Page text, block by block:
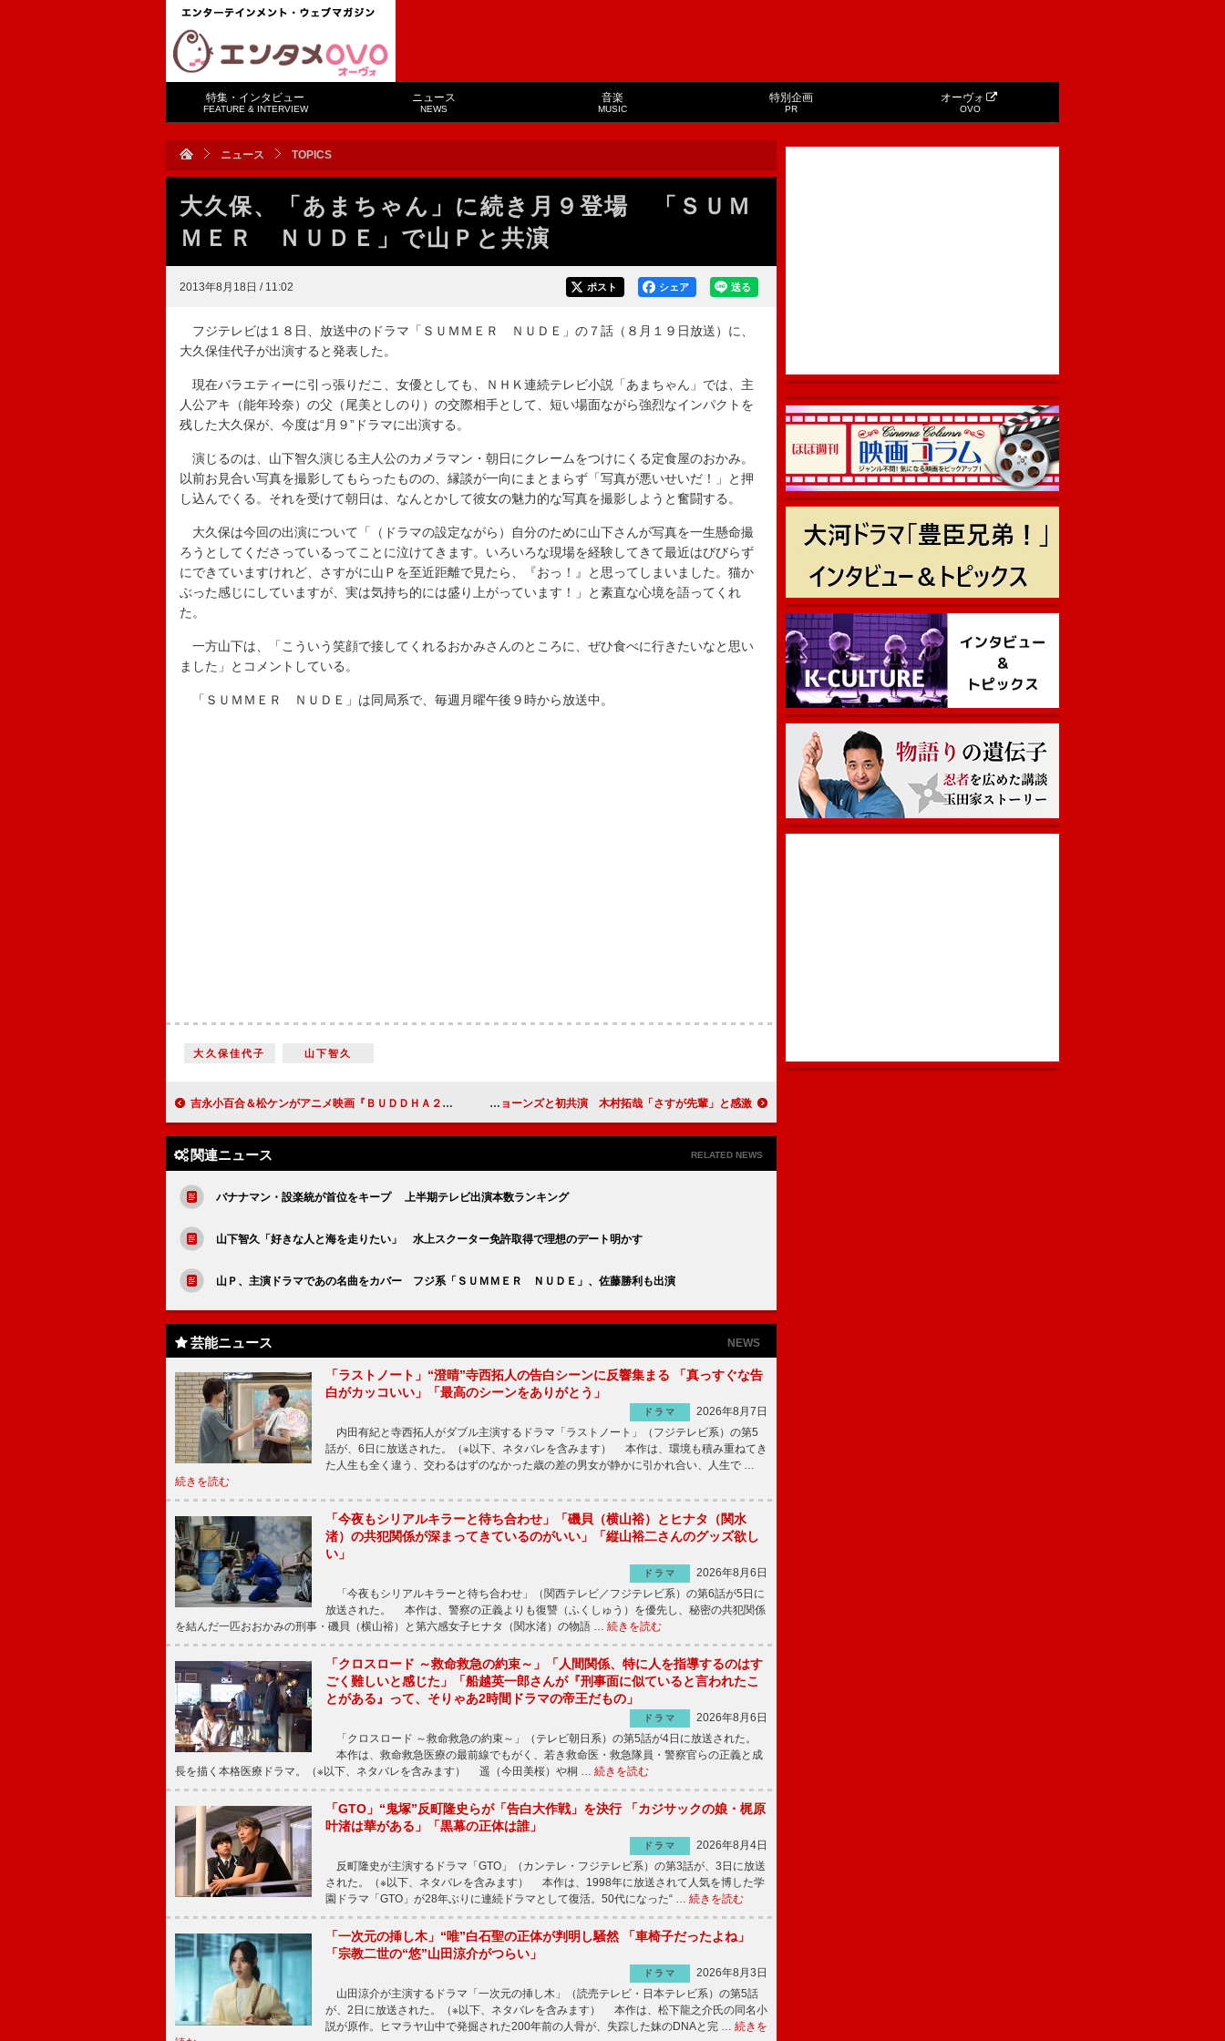
特集・インタビュー
FEATURE & INTERVIEW
ニュース
NEWS
音楽
MUSIC
特別企画
PR
オーヴォ
OVO
ニュース TOPICS
大久保、「あまちゃん」に続き月９登場 「ＳＵＭ
ＭＥＲ ＮＵＤＥ」で山Ｐと共演
2013年8月18日 / 11:02 送る
シェア
ポスト
フジテレビは１８日、放送中のドラマ「ＳＵＭＭＥＲ ＮＵＤＥ」の７話（８月１９日放送）に、
大久保佳代子が出演すると発表した。
現在バラエティーに引っ張りだこ、女優としても、ＮＨＫ連続テレビ小説「あまちゃん」では、主
人公アキ（能年玲奈）の父（尾美としのり）の交際相手として、短い場面ながら強烈なインパクトを
残した大久保が、今度は“月９”ドラマに出演する。
演じるのは、山下智久演じる主人公のカメラマン・朝日にクレームをつけにくる定食屋のおかみ。
以前お見合い写真を撮影してもらったものの、縁談が一向にまとまらず「写真が悪いせいだ！」と押
し込んでくる。それを受けて朝日は、なんとかして彼女の魅力的な写真を撮影しようと奮闘する。
大久保は今回の出演について「（ドラマの設定ながら）自分のために山下さんが写真を一生懸命撮
ろうとしてくださっているってことに泣けてきます。いろいろな現場を経験してきて最近はびびらず
にできていますけれど、さすがに山Ｐを至近距離で見たら、『おっ！』と思ってしまいました。猫か
ぶった感じにしていますが、実は気持ち的には盛り上がっています！」と素直な心境を語ってくれ
た。
一方山下は、「こういう笑顔で接してくれるおかみさんのところに、ぜひ食べに行きたいなと思い
ました」とコメントしている。
「ＳＵＭＭＥＲ ＮＵＤＥ」は同局系で、毎週月曜午後９時から放送中。
大久保佳代子 山下智久
吉永小百合＆松ケンがアニメ映画『ＢＵＤＤＨＡ２』で初共演 松ケン自らラブコール ＳＭＡＰ、宇宙人ジョーンズと初共演 木村拓哉「さすが先輩」と感激
関連ニュース RELATED NEWS
バナナマン・設楽統が首位をキープ 上半期テレビ出演本数ランキング
山下智久「好きな人と海を走りたい」 水上スクーター免許取得で理想のデート明かす
山Ｐ、主演ドラマであの名曲をカバー フジ系「ＳＵＭＭＥＲ ＮＵＤＥ」、佐藤勝利も出演
芸能ニュース NEWS
「ラストノート」“澄晴”寺西拓人の告白シーンに反響集まる 「真っすぐな告
白がカッコいい」「最高のシーンをありがとう」
ドラマ
2026年8月7日
内田有紀と寺西拓人がダブル主演するドラマ「ラストノート」（フジテレビ系）の第5
話が、6日に放送された。（※以下、ネタバレを含みます） 本作は、環境も積み重ねてき
た人生も全く違う、交わるはずのなかった歳の差の男女が静かに引かれ合い、人生で …
続きを読む
「今夜もシリアルキラーと待ち合わせ」「磯貝（横山裕）とヒナタ（関水
渚）の共犯関係が深まってきているのがいい」「縦山裕二さんのグッズ欲し
い」
ドラマ
2026年8月6日
「今夜もシリアルキラーと待ち合わせ」（関西テレビ／フジテレビ系）の第6話が5日に
放送された。 本作は、警察の正義よりも復讐（ふくしゅう）を優先し、秘密の共犯関係
を結んだ一匹おおかみの刑事・磯貝（横山裕）と第六感女子ヒナタ（関水渚）の物語 … 続きを読む
「クロスロード ～救命救急の約束～」「人間関係、特に人を指導するのはす
ごく難しいと感じた」「船越英一郎さんが『刑事面に似ていると言われたこ
とがある』って、そりゃあ2時間ドラマの帝王だもの」
ドラマ
2026年8月6日
「クロスロード ～救命救急の約束～」（テレビ朝日系）の第5話が4日に放送された。
本作は、救命救急医療の最前線でもがく、若き救命医・救急隊員・警察官らの正義と成
長を描く本格医療ドラマ。（※以下、ネタバレを含みます） 遥（今田美桜）や桐 … 続きを読む
「GTO」“鬼塚”反町隆史らが「告白大作戦」を決行 「カジサックの娘・梶原
叶渚は華がある」「黒幕の正体は誰」
ドラマ
2026年8月4日
反町隆史が主演するドラマ「GTO」（カンテレ・フジテレビ系）の第3話が、3日に放送
された。（※以下、ネタバレを含みます） 本作は、1998年に放送されて人気を博した学
園ドラマ「GTO」が28年ぶりに連続ドラマとして復活。50代になった“ … 続きを読む
「一次元の挿し木」“唯”白石聖の正体が判明し騒然 「車椅子だったよね」
「宗教二世の“悠”山田涼介がつらい」
ドラマ
2026年8月3日
山田涼介が主演するドラマ「一次元の挿し木」（読売テレビ・日本テレビ系）の第5話
が、2日に放送された。（※以下、ネタバレを含みます） 本作は、松下龍之介氏の同名小
説が原作。ヒマラヤ山中で発掘された200年前の人骨が、失踪した妹のDNAと完 … 続きを